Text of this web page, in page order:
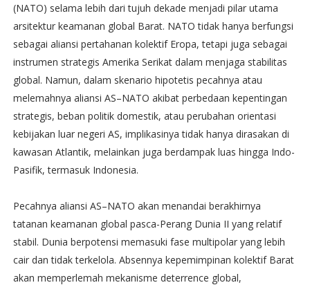
(NATO) selama lebih dari tujuh dekade menjadi pilar utama
arsitektur keamanan global Barat. NATO tidak hanya berfungsi
sebagai aliansi pertahanan kolektif Eropa, tetapi juga sebagai
instrumen strategis Amerika Serikat dalam menjaga stabilitas
global. Namun, dalam skenario hipotetis pecahnya atau
melemahnya aliansi AS–NATO akibat perbedaan kepentingan
strategis, beban politik domestik, atau perubahan orientasi
kebijakan luar negeri AS, implikasinya tidak hanya dirasakan di
kawasan Atlantik, melainkan juga berdampak luas hingga Indo-
Pasifik, termasuk Indonesia.
Pecahnya aliansi AS–NATO akan menandai berakhirnya
tatanan keamanan global pasca-Perang Dunia II yang relatif
stabil. Dunia berpotensi memasuki fase multipolar yang lebih
cair dan tidak terkelola. Absennya kepemimpinan kolektif Barat
akan memperlemah mekanisme deterrence global,